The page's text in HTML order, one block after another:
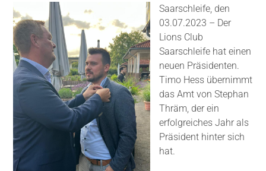
Saarschleife, den
03.07.2023 – Der
Lions Club
Saarschleife hat einen
neuen Präsidenten.
Timo Hess übernimmt
das Amt von Stephan
Thräm, der ein
erfolgreiches Jahr als
Präsident hinter sich
hat.